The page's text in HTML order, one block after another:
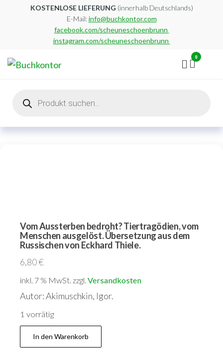
KOSTENLOSE LIEFERUNG (innerhalb Deutschlands)
E-Mail:info@buchkontor.com
facebook.com/scheuneschoenbrunn
instagram.com/scheuneschoenbrunn
0
search
Vom Aussterben bedroht? Tiertragödien, vom
Menschen ausgelöst. Übersetzung aus dem
Russischen von Eckhard Thiele.
6,80€
inkl. 7 % MwSt. zzgl. Versandkosten
Autor: Akimuschkin, Igor.
1 vorrätig
Vom
Aussterben
In den Warenkorb